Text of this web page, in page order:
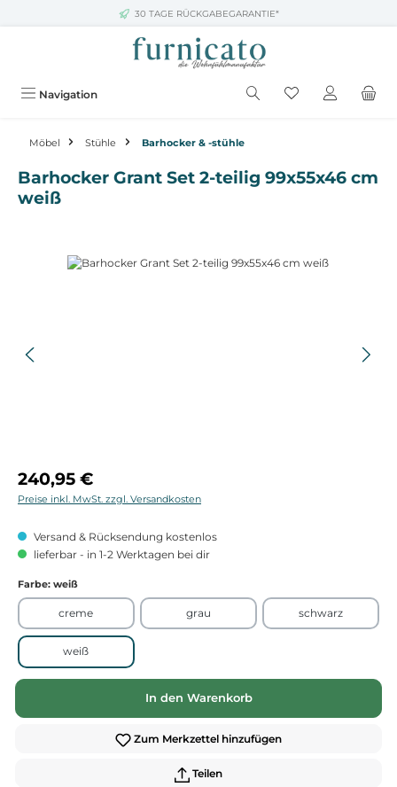
Zum Hauptinhalt springen30 TAGE RÜCKGABEGARANTIE*
Navigation
Möbel Stühle Barhocker & -stühle
Barhocker Grant Set 2-teilig 99x55x46 cm
weiß
Bildergalerie überspringen
Regulärer Preis:
240,95 €
Preise inkl. MwSt. zzgl. Versandkosten
Versand & Rücksendung kostenlos
lieferbar - in 1-2 Werktagen bei dir
Farbe: weiß
creme grau schwarz
weiß
In den Warenkorb
Zum Merkzettel hinzufügen
Teilen